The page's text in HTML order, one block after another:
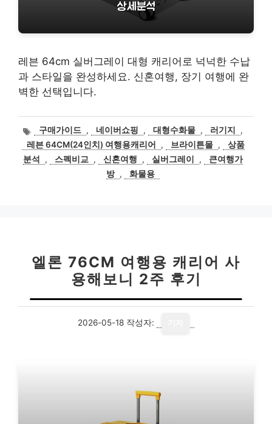
레븐 64cm 실버그레이 대형 캐리어로 넉넉한 수납
과 스타일을 완성하세요. 신혼여행, 장기 여행에 완
벽한 선택입니다.
태
그
구매가이드 , 네이버쇼핑 , 대형수화물 , 러기지
,
레븐 64CM(24인치) 여행용캐리어
, 브라이튼몰 ,
상품
분석
, 스펙비교 , 신혼여행 , 실버그레이 ,
큰여행가
방 , 화물용
엘론 76CM 여행용 캐리어 사
용해보니 2주 후기
2026-05-18 작성자: